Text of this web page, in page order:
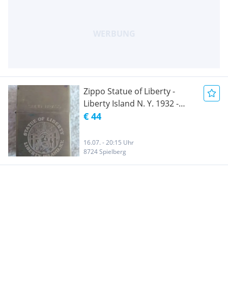
Zippo Statue of Liberty -
Liberty Island N. Y. 1932 -
1992
€ 44
16.07. - 20:15 Uhr
8724 Spielberg